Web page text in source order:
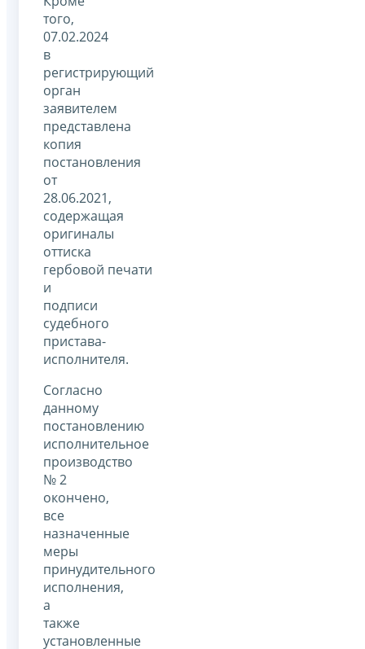
того,
07.02.2024
в
регистрирующий
орган
заявителем
представлена
копия
постановления
от
28.06.2021,
содержащая
оригиналы
оттиска
гербовой печати
и
подписи
судебного
пристава-
исполнителя.
Согласно
данному
постановлению
исполнительное
производство
№ 2
окончено,
все
назначенные
меры
принудительного
исполнения,
а
также
установленные